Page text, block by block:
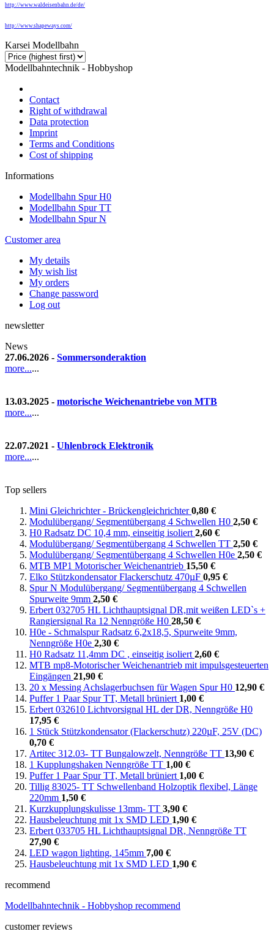
http://www.waldeisenbahn.de/de/
http://www.shapeways.com/
Karsei Modellbahn
Modellbahntechnik - Hobbyshop
Contact
Right of withdrawal
Data protection
Imprint
Terms and Conditions
Cost of shipping
Informations
Modellbahn Spur H0
Modellbahn Spur TT
Modellbahn Spur N
Customer area
My details
My wish list
My orders
Change password
Log out
newsletter
News
27.06.2026 - Sommersonderaktion
more......
13.03.2025 - motorische Weichenantriebe von MTB
more......
22.07.2021 - Uhlenbrock Elektronik
more......
Top sellers
Mini Gleichrichter - Brückengleichrichter0,80 €
Modulübergang/ Segmentübergang 4 Schwellen H0 2,50 €
H0 Radsatz DC 10,4 mm, einseitig isoliert 2,60 €
Modulübergang/ Segmentübergang 4 Schwellen TT 2,50 €
Modulübergang/ Segmentübergang 4 Schwellen H0e 2,50 €
MTB MP1 Motorischer Weichenantrieb 15,50 €
Elko Stützkondensator Flackerschutz 470µF 0,95 €
Spur N Modulübergang/ Segmentübergang 4 Schwellen
Spurweite 9mm 2,50 €
Erbert 032705 HL Lichthauptsignal DR,mit weißen LED`s +
Rangiersignal Ra 12 Nenngröße H0 28,50 €
H0e - Schmalspur Radsatz 6,2x18,5, Spurweite 9mm,
Nenngröße H0e 2,30 €
H0 Radsatz 11,4mm DC , einseitig isoliert 2,60 €
MTB mp8-Motorischer Weichenantrieb mit impulsgesteuerten
Eingängen 21,90 €
20 x Messing Achslagerbuchsen für Wagen Spur H0 12,90 €
Puffer 1 Paar Spur TT, Metall brüniert 1,00 €
Erbert 032610 Lichtvorsignal HL der DR, Nenngröße H0
17,95 €
1 Stück Stützkondensator (Flackerschutz) 220µF, 25V (DC)
0,70 €
Artitec 312.03- TT Bungalowzelt, Nenngröße TT 13,90 €
1 Kupplungshaken Nenngröße TT 1,00 €
Puffer 1 Paar Spur TT, Metall brüniert 1,00 €
Tillig 83025- TT Schwellenband Holzoptik flexibel, Länge
220mm 1,50 €
Kurzkupplungskulisse 13mm- TT 3,90 €
Hausbeleuchtung mit 1x SMD LED 1,90 €
Erbert 033705 HL Lichthauptsignal DR, Nenngröße TT
27,90 €
LED wagon lighting, 145mm 7,00 €
Hausbeleuchtung mit 1x SMD LED 1,90 €
recommend
Modellbahntechnik - Hobbyshop recommend
customer reviews